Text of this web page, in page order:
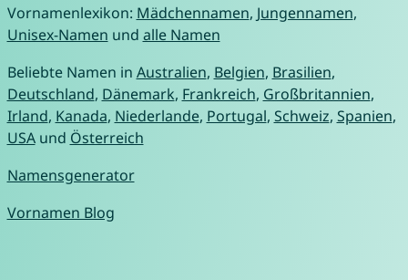
Vornamenlexikon: Mädchennamen, Jungennamen,
Unisex-Namen und alle Namen
Beliebte Namen in Australien, Belgien, Brasilien,
Deutschland, Dänemark, Frankreich, Großbritannien,
Irland, Kanada, Niederlande, Portugal, Schweiz, Spanien,
USAund Österreich
Namensgenerator
Vornamen Blog